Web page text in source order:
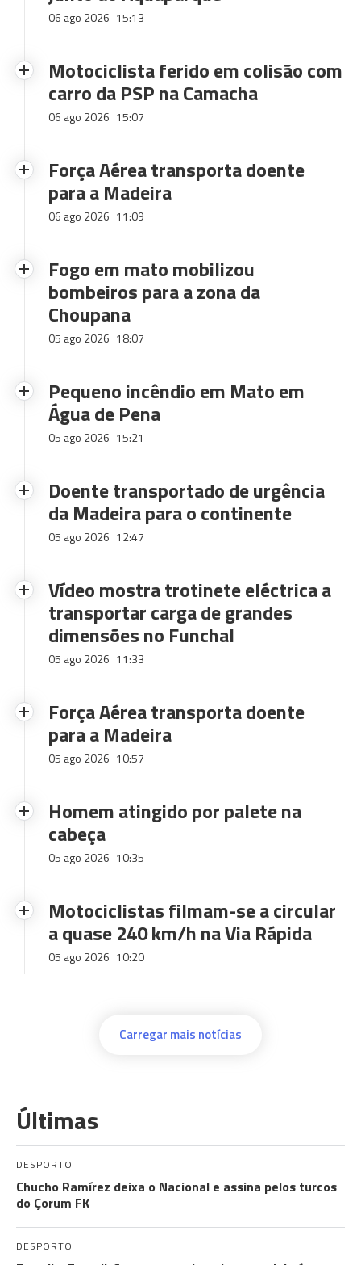
06 ago 2026 15:13
Motociclista ferido em colisão com
carro da PSP na Camacha
06 ago 2026 15:07
Força Aérea transporta doente
para a Madeira
06 ago 2026 11:09
Fogo em mato mobilizou
bombeiros para a zona da
Choupana
05 ago 2026 18:07
Pequeno incêndio em Mato em
Água de Pena
05 ago 2026 15:21
Doente transportado de urgência
da Madeira para o continente
05 ago 2026 12:47
Vídeo mostra trotinete eléctrica a
transportar carga de grandes
dimensões no Funchal
05 ago 2026 11:33
Força Aérea transporta doente
para a Madeira
05 ago 2026 10:57
Homem atingido por palete na
cabeça
05 ago 2026 10:35
Motociclistas filmam-se a circular
a quase 240 km/h na Via Rápida
05 ago 2026 10:20
Carregar mais notícias
Últimas
DESPORTO
Chucho Ramírez deixa o Nacional e assina pelos turcos
do Çorum FK
DESPORTO